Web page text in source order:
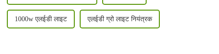
1000w एलईडी लाइट एलईडी ग्रो लाइट नियंत्रक